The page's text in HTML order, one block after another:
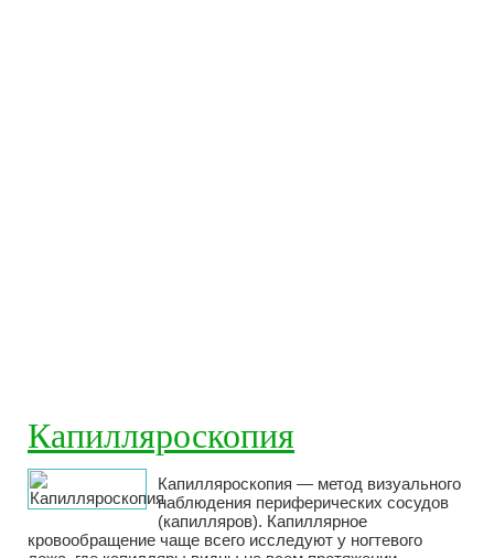
Капилляроскопия
Капилляроскопия — метод визуального
наблюдения периферических сосудов
(капилляров). Капиллярное
кровообращение чаще всего исследуют у ногтевого